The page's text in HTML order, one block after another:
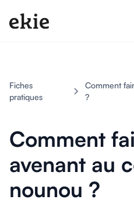
Fiches
pratiques
Comment
?
Comment
avenant au
nounou ?